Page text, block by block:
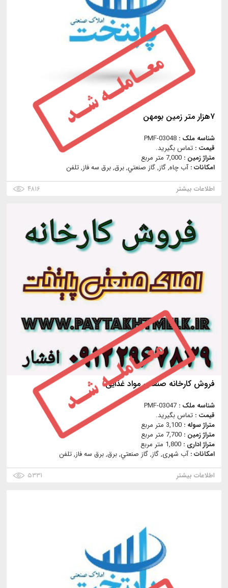
٧هزار متر زمين بومهن
شناسه ملک : PMF-03048
قیمت : تماس بگیرید.
متراژ زمین : 7,000 متر مربع
امکانات :آب چاه, گاز, گاز صنعتي, برق, برق سه فاز, تلفن
اطلاعات بیشتر
۴۸۱۶
فروش کارخانه صنعتی مواد غذایی
شناسه ملک : PMF-03047
قیمت : تماس بگیرید.
متراژ سوله : 3,100 متر مربع
متراژ زمین : 7,700 متر مربع
متراژ اداری : 1,800 متر مربع
امکانات :آب شهری, گاز, گاز صنعتي, برق, برق سه فاز, تلفن
اطلاعات بیشتر
۵۳۳۱